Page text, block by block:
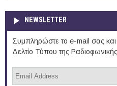
NEWSLETTER
Συμπληρώστε το e-mail σας και
Δελτίο Τύπου της